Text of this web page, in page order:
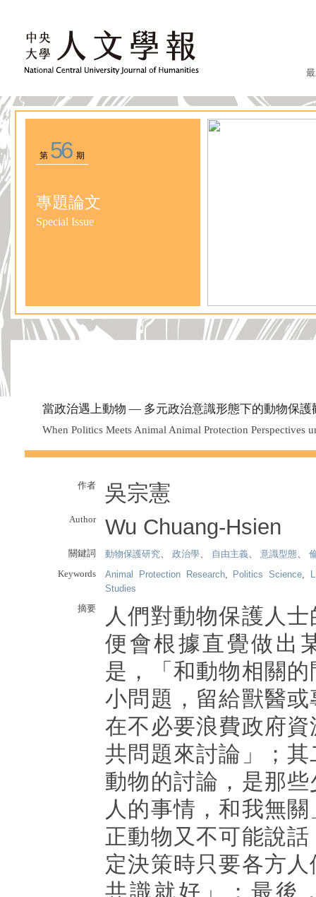
第 56期
專題論文
Special Issue
當政治遇上動物 — 多元政治意識形態下的動物保護
When Politics Meets Animal Animal Protection Perspectives
作者 吳宗憲
Author Wu Chuang-Hsien
關鍵詞 動物保護研究、 政治學、 自由主義、 意識型態、
Keywords
Animal Protection Research, Politics Science,
Studies
摘要
人們對動物保護人
便會根據直覺做出
是，「和動物相關
小問題，留給獸醫
在不必要浪費政府
共問題來討論」；
動物的討論，是那
人的事情，和我無
正動物又不可能說
定決策時只要各方
共識就好」；最後